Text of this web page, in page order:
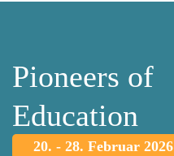
Pioneers of
Education
20. - 28. Februar 2026